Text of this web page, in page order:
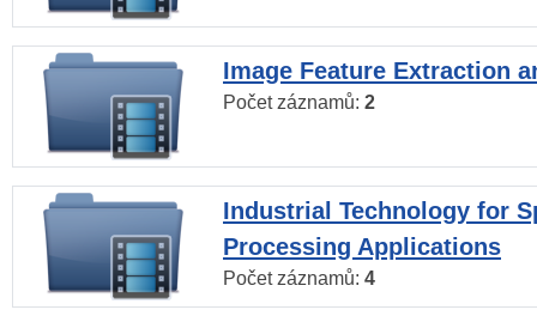
Image Feature Extraction
Počet záznamů: 2
Industrial Technology for
Processing Applications
Počet záznamů: 4